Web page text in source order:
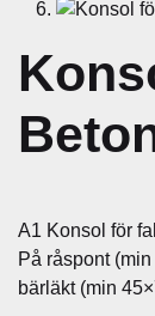
A1 Konsol för
På råspont
bärläkt (min